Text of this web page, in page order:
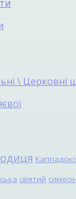
\ Церковні
святий